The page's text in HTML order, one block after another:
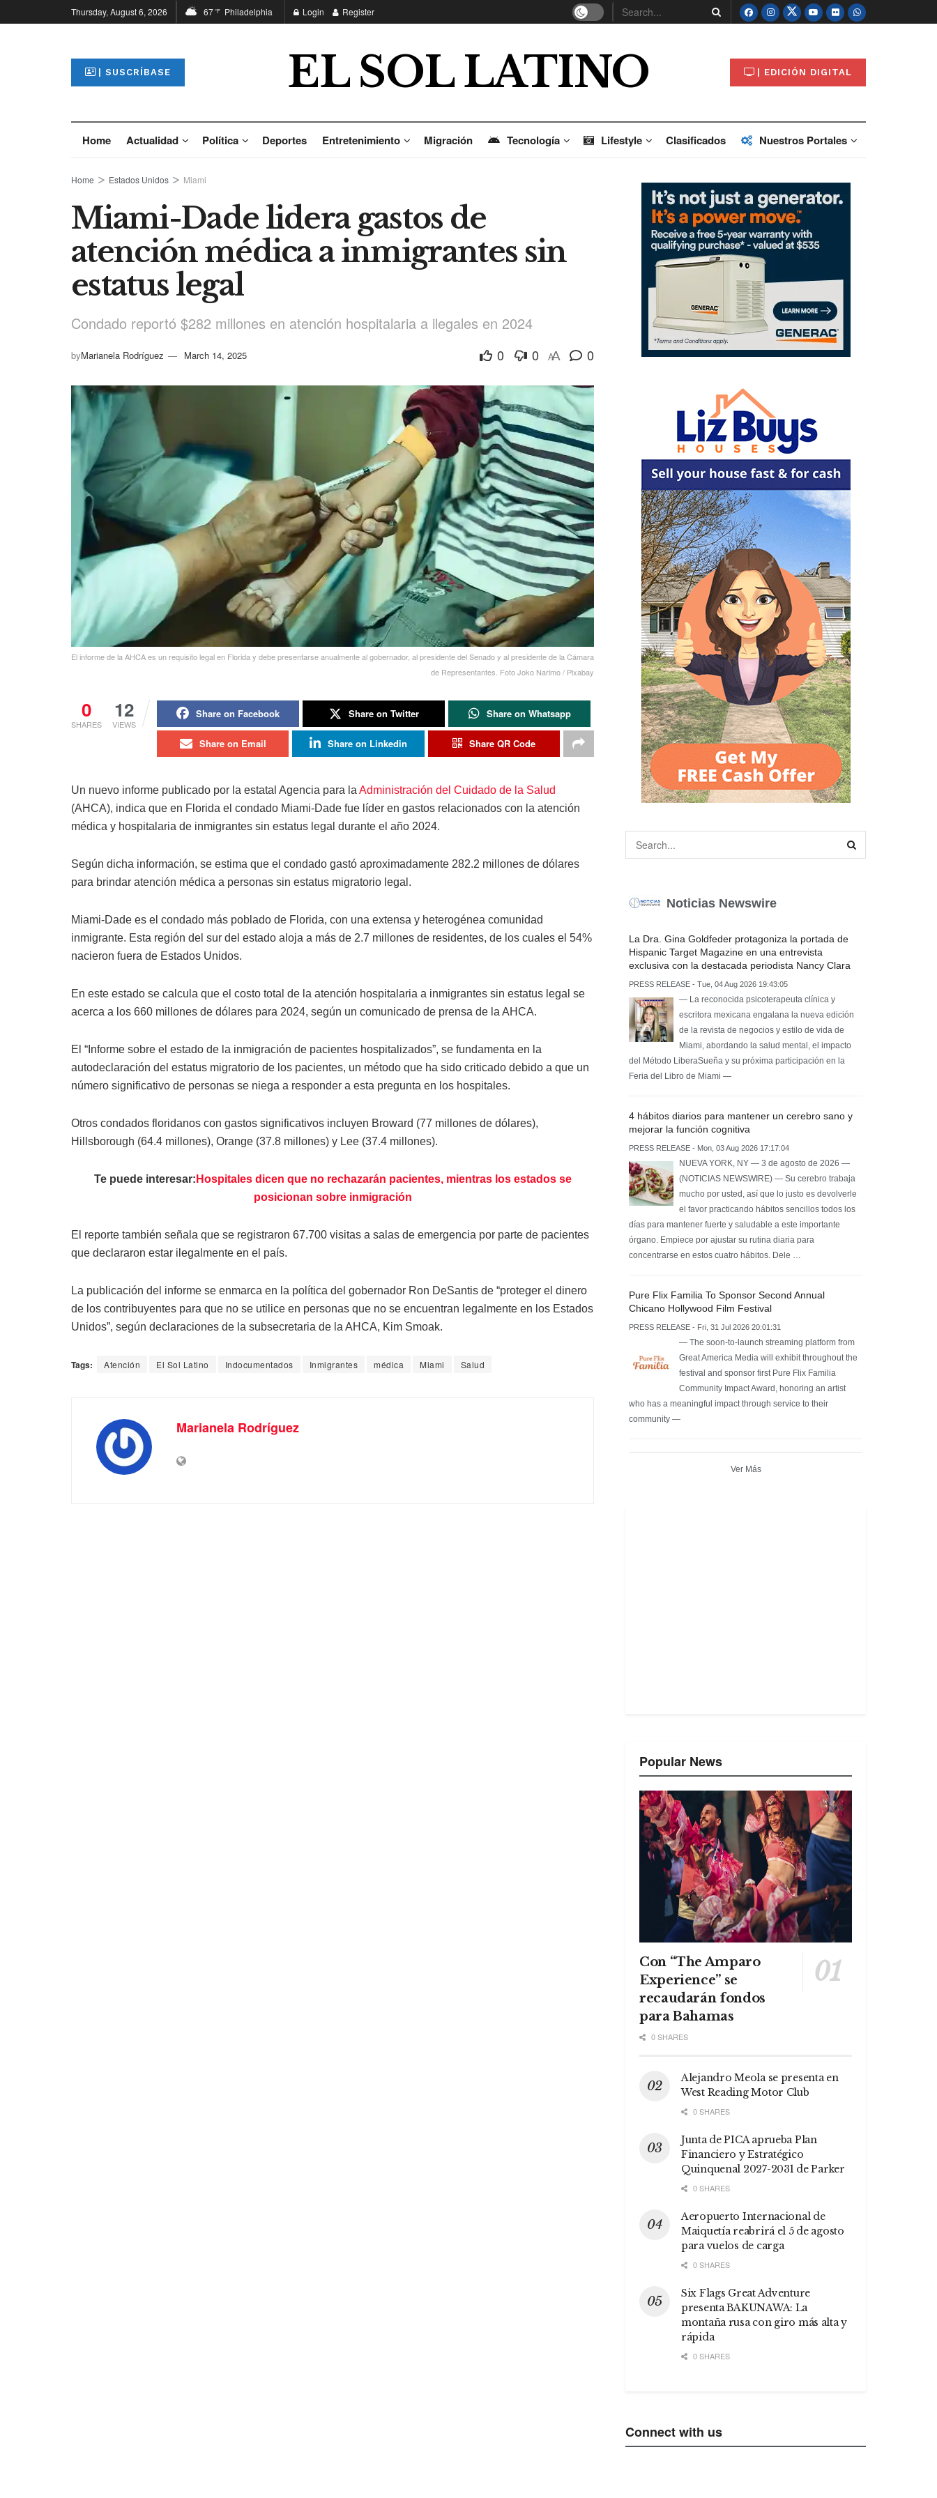
Thursday, August 6, 2026 67°F Philadelphia Login Register
| SUSCRÍBASE EL SOL LATINO | EDICIÓN DIGITAL
Home Actualidad Política Deportes Entretenimiento Migración Tecnología Lifestyle Clasificados Nuestros Portales
Home Estados Unidos Miami
Miami-Dade lidera gastos de
atención médica a inmigrantes sin
estatus legal
Condado reportó $282 millones en atención hospitalaria a ilegales en 2024
byMarianela Rodríguez March 14, 2025 0 0 AA 0
El informe de la AHCA es un requisito legal en Florida y debe presentarse anualmente al gobernador, al presidente del Senado y al presidente de la Cámara
de Representantes. Foto Joko Narimo / Pixabay
0
SHARES
12
VIEWS
Share on Facebook Share on Twitter Share on Whatsapp
Share on Email Share on Linkedin Share QR Code
Un nuevo informe publicado por la estatal Agencia para la Administración del Cuidado de la Salud
(AHCA), indica que en Florida el condado Miami-Dade fue líder en gastos relacionados con la atención
médica y hospitalaria de inmigrantes sin estatus legal durante el año 2024.
Según dicha información, se estima que el condado gastó aproximadamente 282.2 millones de dólares
para brindar atención médica a personas sin estatus migratorio legal.
Miami-Dade es el condado más poblado de Florida, con una extensa y heterogénea comunidad
inmigrante. Esta región del sur del estado aloja a más de 2.7 millones de residentes, de los cuales el 54%
nacieron fuera de Estados Unidos.
En este estado se calcula que el costo total de la atención hospitalaria a inmigrantes sin estatus legal se
acerca a los 660 millones de dólares para 2024, según un comunicado de prensa de la AHCA.
El “Informe sobre el estado de la inmigración de pacientes hospitalizados”, se fundamenta en la
autodeclaración del estatus migratorio de los pacientes, un método que ha sido criticado debido a que un
número significativo de personas se niega a responder a esta pregunta en los hospitales.
Otros condados floridanos con gastos significativos incluyen Broward (77 millones de dólares),
Hillsborough (64.4 millones), Orange (37.8 millones) y Lee (37.4 millones).
Te puede interesar: Hospitales dicen que no rechazarán pacientes, mientras los estados se
posicionan sobre inmigración
El reporte también señala que se registraron 67.700 visitas a salas de emergencia por parte de pacientes
que declararon estar ilegalmente en el país.
La publicación del informe se enmarca en la política del gobernador Ron DeSantis de “proteger el dinero
de los contribuyentes para que no se utilice en personas que no se encuentran legalmente en los Estados
Unidos”, según declaraciones de la subsecretaria de la AHCA, Kim Smoak.
Tags: Atención El Sol Latino Indocumentados Inmigrantes médica Miami Salud
Marianela Rodríguez
Noticias Newswire
La Dra. Gina Goldfeder protagoniza la portada de
Hispanic Target Magazine en una entrevista
exclusiva con la destacada periodista Nancy Clara
PRESS RELEASE - Tue, 04 Aug 2026 19:43:05
— La reconocida psicoterapeuta clínica y
escritora mexicana engalana la nueva edición
de la revista de negocios y estilo de vida de
Miami, abordando la salud mental, el impacto
del Método LiberaSueña y su próxima participación en la
Feria del Libro de Miami —
4 hábitos diarios para mantener un cerebro sano y
mejorar la función cognitiva
PRESS RELEASE - Mon, 03 Aug 2026 17:17:04
NUEVA YORK, NY — 3 de agosto de 2026 —
(NOTICIAS NEWSWIRE) — Su cerebro trabaja
mucho por usted, así que lo justo es devolverle
el favor practicando hábitos sencillos todos los
días para mantener fuerte y saludable a este importante
órgano. Empiece por ajustar su rutina diaria para
concentrarse en estos cuatro hábitos. Dele …
Pure Flix Familia To Sponsor Second Annual
Chicano Hollywood Film Festival
PRESS RELEASE - Fri, 31 Jul 2026 20:01:31
— The soon-to-launch streaming platform from
Great America Media will exhibit throughout the
festival and sponsor first Pure Flix Familia
Community Impact Award, honoring an artist
who has a meaningful impact through service to their
community —
Ver Más
Popular News
Con “The Amparo
Experience” se
recaudarán fondos
para Bahamas
0 SHARES
Alejandro Meola se presenta en
West Reading Motor Club
0 SHARES
Junta de PICA aprueba Plan
Financiero y Estratégico
Quinquenal 2027-2031 de Parker
0 SHARES
Aeropuerto Internacional de
Maiquetía reabrirá el 5 de agosto
para vuelos de carga
0 SHARES
Six Flags Great Adventure
presenta BAKUNAWA: La
montaña rusa con giro más alta y
rápida
0 SHARES
Connect with us